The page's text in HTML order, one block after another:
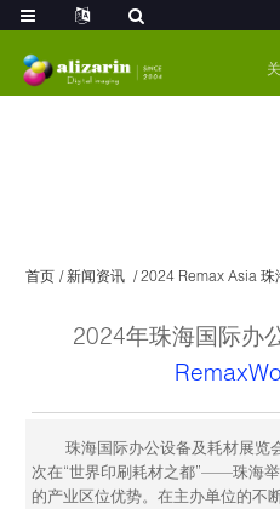
首页 新闻资讯 2024 Remax Asia 珠
2024年珠海国际办
珠海国际办公设备及耗材展览
次在“世界印刷耗材之都”——珠海
的产业区位优势。在主办单位的不